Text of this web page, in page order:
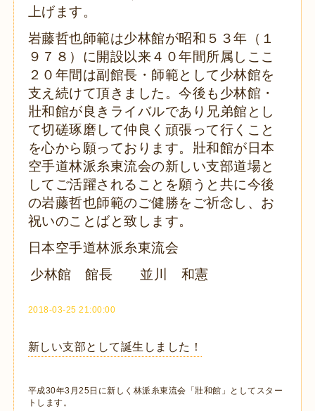
上げます。
岩藤哲也師範は少林館が昭和５３年（１
９７８）に開設以来４０年間所属しここ
２０年間は副館長・師範として少林館を
支え続けて頂きました。今後も少林館・
壯和館が良きライバルであり兄弟館とし
て切磋琢磨 して仲良く頑張って行くこと
を心から願っております。 壯和館が日本
空手道林派糸東流会の新しい支部道場と
して ご活躍されることを願うと共に今後
の岩藤哲也師範のご健勝を ご祈念し、お
祝いのことばと致します。
日本空手道林派糸東流会
少林館 館長 並川 和憲
2018-03-25 21:00:00
新しい支部として誕生しました！
平成30年3月25日に新しく林派糸東流会「壯和館」としてスター
トします。